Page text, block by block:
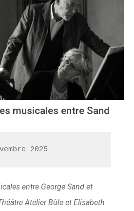
musicales entre Sand
2025
entre George Sand et
Atelier Bûle et Elisabeth